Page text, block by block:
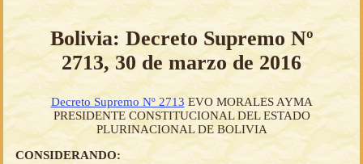
Bolivia: Decreto Supremo Nº
2713, 30 de marzo de 2016
Decreto Supremo Nº 2713 EVO MORALES AYMA
PRESIDENTE CONSTITUCIONAL DEL ESTADO
PLURINACIONAL DE BOLIVIA
CONSIDERANDO: